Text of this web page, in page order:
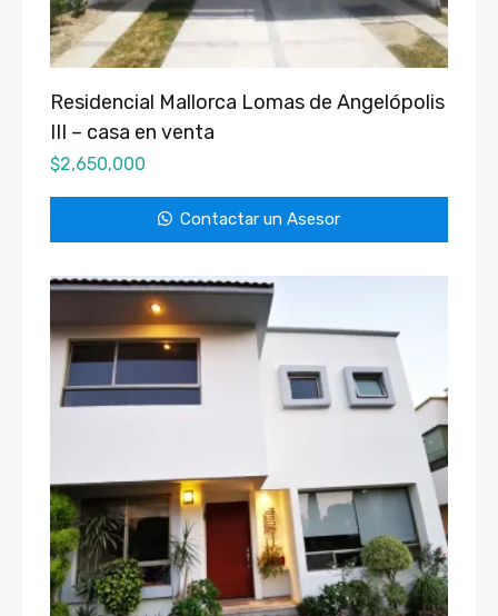
Residencial Mallorca Lomas de Angelópolis
III – casa en venta
$2,650,000
Contactar un Asesor